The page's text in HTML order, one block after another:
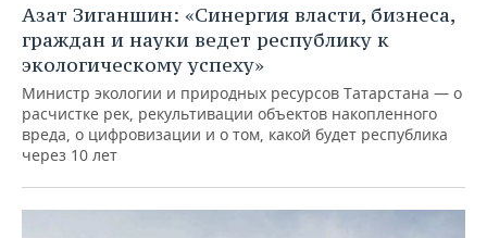
Азат Зиганшин: «Синергия власти, бизнеса,
граждан и науки ведет республику к
экологическому успеху»
Министр экологии и природных ресурсов Татарстана — о
расчистке рек, рекультивации объектов накопленного
вреда, о цифровизации и о том, какой будет республика
через 10 лет